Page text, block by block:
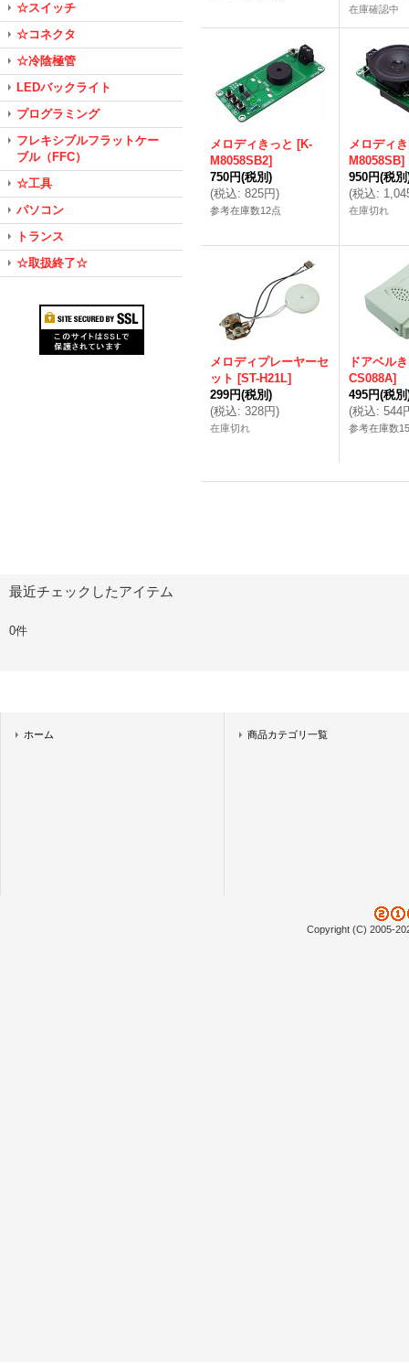
☆スイッチ
☆コネクタ
☆冷陰極管
LEDバックライト
プログラミング
フレキシブルフラットケー
ブル（FFC）
☆工具
パソコン
トランス
☆取扱終了☆
在庫確認中
メロディきっと [K-
M8058SB2]
750円(税別)
(税込: 825円)
参考在庫数12点
メロディ
M8058SB]
950円(税別
(税込:
在庫切れ
メロディプレーヤーセ
ット [ST-H21L]
299円(税別)
(税込: 328円)
在庫切れ
ドアベル
CS088A]
495円(税別
(税込: 544
参考在庫数
最近チェックしたアイテム
0件
ホーム 商品カテゴリ一覧
Copyright (C) 2005-